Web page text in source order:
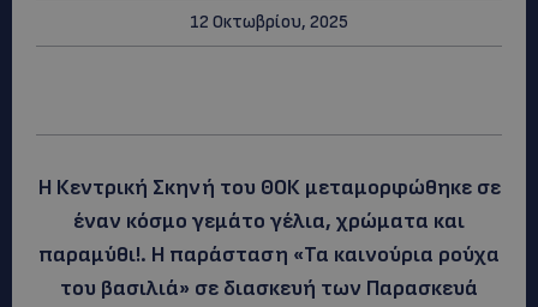
12 Οκτωβρίου, 2025
Η Κεντρική Σκηνή του ΘΟΚ μεταμορφώθηκε σε
έναν κόσμο γεμάτο γέλια, χρώματα και
παραμύθι!. Η παράσταση «Τα καινούρια ρούχα
του βασιλιά» σε διασκευή των Παρασκευά